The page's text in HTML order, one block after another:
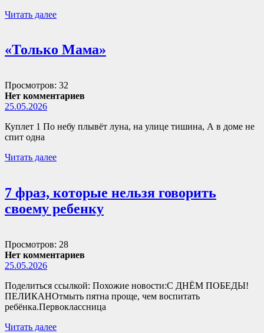
Читать далее
«Только Мама»
Просмотров: 32
Нет комментариев
25.05.2026
Куплет 1 По небу плывёт луна, на улице тишина, А в доме не
спит одна
Читать далее
7 фраз, которые нельзя говорить
своему ребенку
Просмотров: 28
Нет комментариев
25.05.2026
Поделиться ссылкой: Похожие новости:С ДНЁМ ПОБЕДЫ!
ПЕЛИКАНОтмыть пятна проще, чем воспитать
ребёнка.Первоклассница
Читать далее